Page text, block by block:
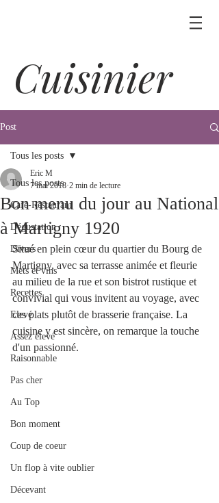
Cuisinier
Post
Tous les posts
Café-Restaurant
Dégustation
Divers
Mets et vins
Recettes
Elevé
Assez élevé
Raisonnable
Pas cher
Au Top
Bon moment
Coup de coeur
Un flop à vite oublier
Décevant
Tous les posts
Bon menu du jour au National
à Martigny 1920
Eric M
7 mai 2018 2 min de lecture
Situé en plein cœur du quartier du Bourg de
Martigny, avec sa terrasse animée et fleurie
au milieu de la rue et son bistrot rustique et
convivial qui vous invitent au voyage, avec
ces plats plutôt de brasserie française. La
cuisine y est sincère, on remarque la touche
d'un passionné.